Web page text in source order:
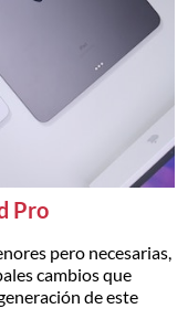
Pro
pero necesarias,
cambios que
de este